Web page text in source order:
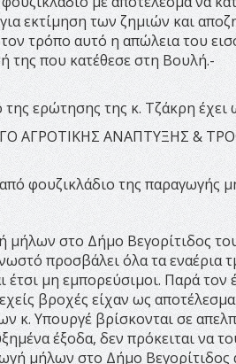
εκτίμηση των ζημιών και
τον τρόπο αυτό η απώλεια του
της που κατέθεσε στη Βουλή.-
ερώτησης της κ. Τζάκρη έχει
ΑΓΡΟΤΙΚΗΣ ΑΝΑΠΤΥΞΗΣ &
φουζικλάδιο της παραγωγής
μήλων στο Δήμο Βεγορίτιδος
προσβάλει όλα τα εναέρια
έτσι μη εμπορεύσιμοι. Παρά
βροχές είχαν ως
κ. Υπουργέ βρίσκονται σε
έξοδα, δεν πρόκειται να
μήλων στο Δήμο Βεγορίτιδος